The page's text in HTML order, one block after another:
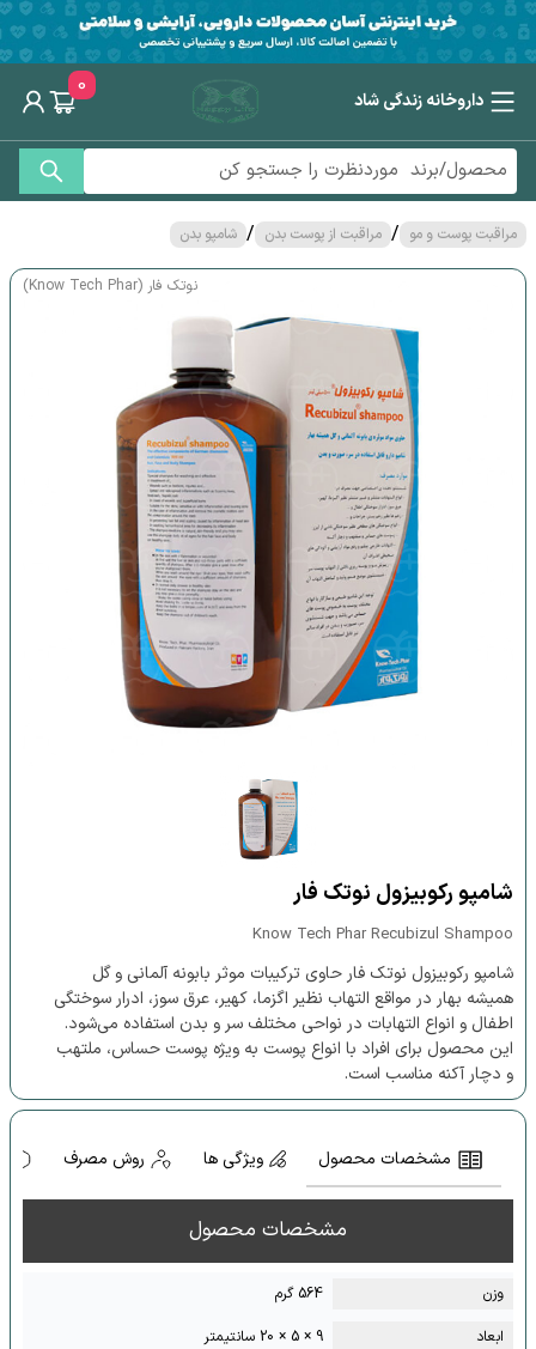
داروخانه زندگی شاد
0
مراقبت پوست و مو / مراقبت از پوست بدن / شامپو بدن
نوتک فار (Know Tech Phar)
شامپو رکوبیزول نوتک فار
Know Tech Phar Recubizul Shampoo
شامپو رکوبیزول نوتک فار حاوی ترکیبات موثر بابونه آلمانی و گل
همیشه بهار در مواقع التهاب نظیر اگزما، کهیر، عرق سوز، ادرار سوختگی
اطفال و انواع التهابات در نواحی مختلف سر و بدن استفاده می‌شود.
این محصول برای افراد با انواع پوست به ویژه پوست حساس، ملتهب
و دچار آکنه مناسب است.
مشخصات محصول ویژگی ها روش مصرف
مشخصات محصول
وزن
564 گرم
ابعاد
9 × 5 × 20 سانتیمتر